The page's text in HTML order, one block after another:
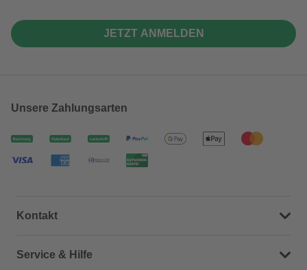
JETZT ANMELDEN
Unsere Zahlungsarten
Kontakt
Dein Kontakt zu uns
Service & Hilfe